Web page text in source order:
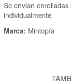
Se envían
individualmente
Marca: Mintopía